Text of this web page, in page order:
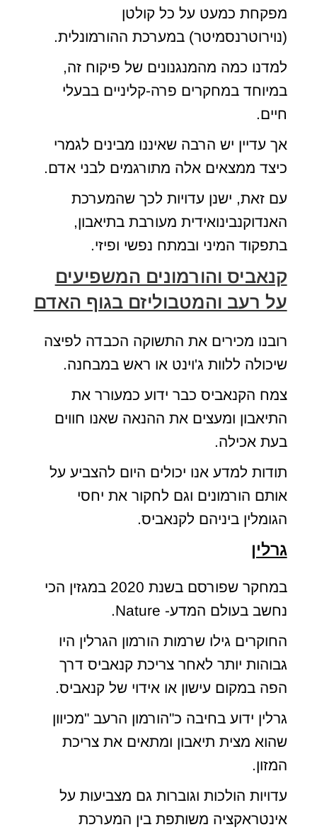
מפקחת כמעט על כל קולטן
(נוירוטרנסמיטר) במערכת ההורמונלית.
למדנו כמה מהמנגנונים של פיקוח זה,
במיוחד במחקרים פרה-קליניים בבעלי
חיים.
אך עדיין יש הרבה שאיננו מבינים לגמרי
כיצד ממצאים אלה מתורגמים לבני אדם.
עם זאת, ישנן עדויות לכך שהמערכת
האנדוקנבינואידית מעורבת בתיאבון,
בתפקוד המיני ובמתח נפשי ופיזי.
קנאביס והורמונים המשפיעים
על רעב והמטבוליזם בגוף האדם
רובנו מכירים את התשוקה הכבדה לפיצה
שיכולה ללוות ג'וינט או ראש במבחנה.
צמח הקנאביס כבר ידוע כמעורר את
התיאבון ומעצים את ההנאה שאנו חווים
בעת אכילה.
תודות למדע אנו יכולים היום להצביע על
אותם הורמונים וגם לחקור את יחסי
הגומלין ביניהם לקנאביס.
גרלין
במחקר שפורסם בשנת 2020 במגזין הכי
נחשב בעולם המדע- Nature.
החוקרים גילו שרמות הורמון הגרלין היו
גבוהות יותר לאחר צריכת קנאביס דרך
הפה במקום עישון או אידוי של קנאביס.
גרלין ידוע בחיבה כ"הורמון הרעב "מכיוון
שהוא מצית תיאבון ומתאים את צריכת
המזון.
עדויות הולכות וגוברות גם מצביעות על
אינטראקציה משותפת בין המערכת